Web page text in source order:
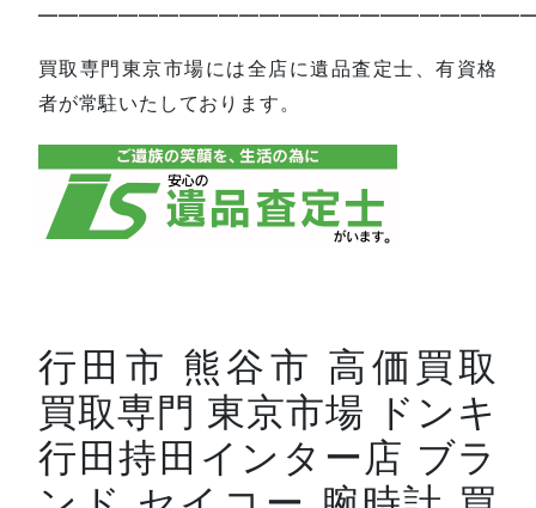
買取専門東京市場には全店に遺品査定士、有資格
者が常駐いたしております。
行田市 熊谷市 高価買取
買取専門 東京市場 ドンキ
行田持田インター店 ブラ